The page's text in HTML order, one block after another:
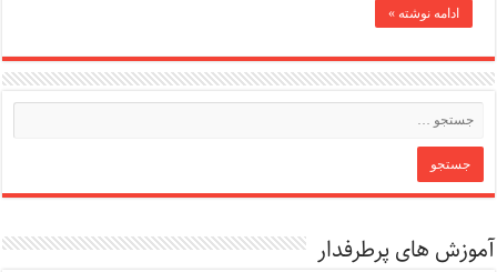
ادامه نوشته »
آموزش های پرطرفدار